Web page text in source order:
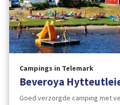
Campings in Telemark
Beveroya
Goed verzorgde camping met